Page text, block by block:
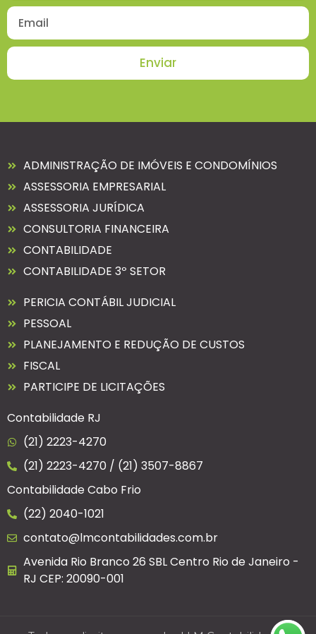
Enviar
ADMINISTRAÇÃO DE IMÓVEIS E CONDOMÍNIOS
ASSESSORIA EMPRESARIAL
ASSESSORIA JURÍDICA
CONSULTORIA FINANCEIRA
CONTABILIDADE
CONTABILIDADE 3º SETOR
PERICIA CONTÁBIL JUDICIAL
PESSOAL
PLANEJAMENTO E REDUÇÃO DE CUSTOS
FISCAL
PARTICIPE DE LICITAÇÕES
Contabilidade RJ
(21) 2223-4270
(21) 2223-4270 / (21) 3507-8867
Contabilidade Cabo Frio
(22) 2040-1021
contato@lmcontabilidades.com.br
Avenida Rio Branco 26 SBL Centro Rio de Janeiro -
RJ CEP: 20090-001